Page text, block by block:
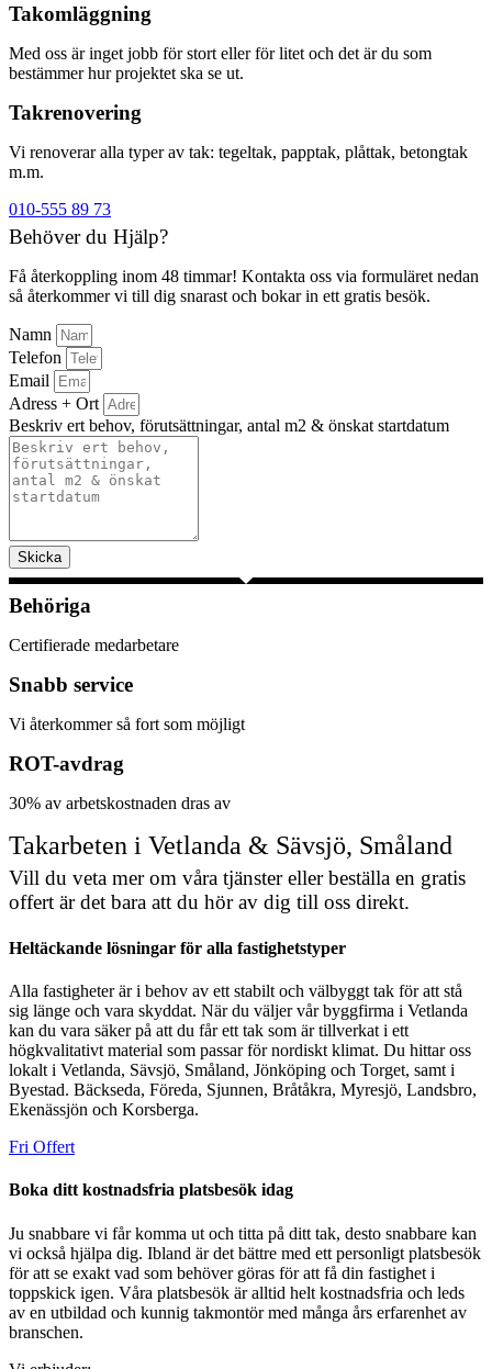
Takomläggning
Med oss är inget jobb för stort eller för litet och det är du som
bestämmer hur projektet ska se ut.
Takrenovering
Vi renoverar alla typer av tak: tegeltak, papptak, plåttak, betongtak
m.m.
010-555 89 73
Behöver du Hjälp?
Få återkoppling inom 48 timmar! Kontakta oss via formuläret nedan
så återkommer vi till dig snarast och bokar in ett gratis besök.
Namn
Telefon
Email
Adress + Ort
Beskriv ert behov, förutsättningar, antal m2 & önskat startdatum
Skicka
Behöriga
Certifierade medarbetare
Snabb service
Vi återkommer så fort som möjligt
ROT-avdrag
30% av arbetskostnaden dras av
Takarbeten i Vetlanda & Sävsjö, Småland
Vill du veta mer om våra tjänster eller beställa en gratis
offert är det bara att du hör av dig till oss direkt.
Heltäckande lösningar för alla fastighetstyper
Alla fastigheter är i behov av ett stabilt och välbyggt tak för att stå
sig länge och vara skyddat. När du väljer vår byggfirma i Vetlanda
kan du vara säker på att du får ett tak som är tillverkat i ett
högkvalitativt material som passar för nordiskt klimat. Du hittar oss
lokalt i Vetlanda, Sävsjö, Småland, Jönköping och Torget, samt i
Byestad. Bäckseda, Föreda, Sjunnen, Bråtåkra, Myresjö, Landsbro,
Ekenässjön och Korsberga.
Fri Offert
Boka ditt kostnadsfria platsbesök idag
Ju snabbare vi får komma ut och titta på ditt tak, desto snabbare kan
vi också hjälpa dig. Ibland är det bättre med ett personligt platsbesök
för att se exakt vad som behöver göras för att få din fastighet i
toppskick igen. Våra platsbesök är alltid helt kostnadsfria och leds
av en utbildad och kunnig takmontör med många års erfarenhet av
branschen.